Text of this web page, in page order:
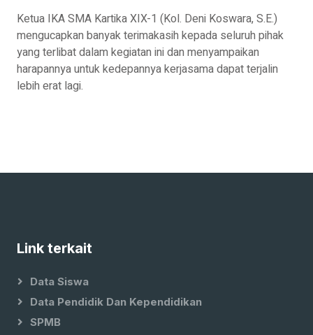
Ketua IKA SMA Kartika XIX-1 (Kol. Deni Koswara, S.E.)
mengucapkan banyak terimakasih kepada seluruh pihak
yang terlibat dalam kegiatan ini dan menyampaikan
harapannya untuk kedepannya kerjasama dapat terjalin
lebih erat lagi.
Link terkait
Data Siswa
Data Pendidik Dan Kependidikan
SPMB